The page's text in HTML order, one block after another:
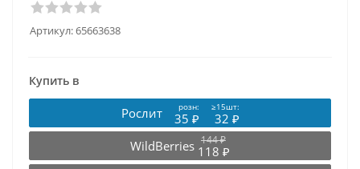
Артикул:65663638
Купить в
Рослит розн: ≥15шт:
35 ₽
32 ₽
WildBerries 144 ₽
118 ₽